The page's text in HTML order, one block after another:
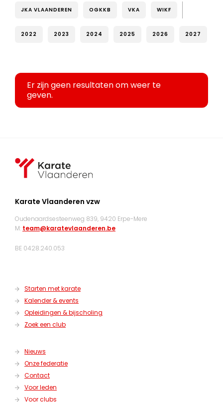
JKA VLAANDEREN OGKKB VKA WIKF
2022 2023 2024 2025 2026 2027
Er zijn geen resultaten om weer te
geven.
Karate Vlaanderen vzw
Oudenaardsesteenweg 839, 9420 Erpe-Mere
M: team@karatevlaanderen.be
BE 0428.240.053
Starten met karate
Kalender & events
Opleidingen & bijscholing
Zoek een club
Nieuws
Onze federatie
Contact
Voor leden
Voor clubs